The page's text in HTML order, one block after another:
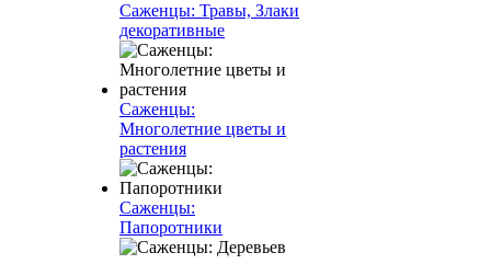
Саженцы: Травы, Злаки
декоративные
Саженцы:
Многолетние цветы и
растения
Саженцы:
Папоротники